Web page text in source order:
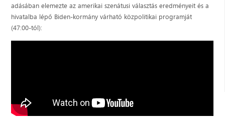
adásában elemezte az amerikai szenátusi választás eredményeit és a
hivatalba lépő Biden-kormány várható közpolitikai programját
(47:00-tól):